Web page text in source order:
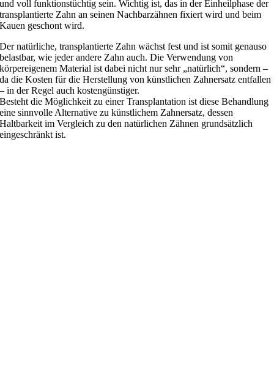
und voll funktionstüchtig sein. Wichtig ist, das in der Einheilphase der
transplantierte Zahn an seinen Nachbarzähnen fixiert wird und beim
Kauen geschont wird.
Der natürliche, transplantierte Zahn wächst fest und ist somit genauso
belastbar, wie jeder andere Zahn auch. Die Verwendung von
körpereigenem Material ist dabei nicht nur sehr „natürlich“, sondern –
da die Kosten für die Herstellung von künstlichen Zahnersatz entfallen
– in der Regel auch kostengünstiger.
Besteht die Möglichkeit zu einer Transplantation ist diese Behandlung
eine sinnvolle Alternative zu künstlichem Zahnersatz, dessen
Haltbarkeit im Vergleich zu den natürlichen Zähnen grundsätzlich
eingeschränkt ist.